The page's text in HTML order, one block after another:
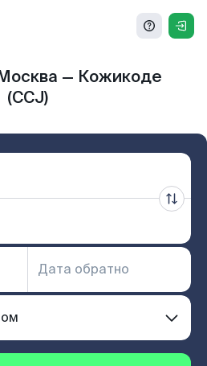
— Кожикоде
(CCJ)